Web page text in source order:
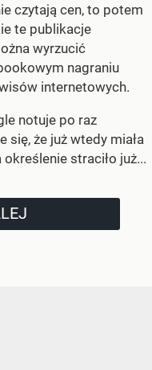
czytają cen, to potem
te publikacje
wyrzucić
nagraniu
internetowych.
notuje po raz
się, że już wtedy miała
straciło już...